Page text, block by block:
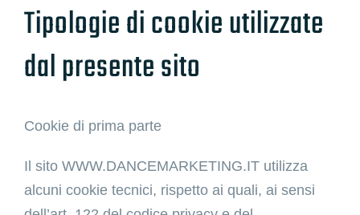
Tipologie di cookie utilizzate
dal presente sito
Cookie di prima parte
Il sito WWW.DANCEMARKETING.IT utilizza
alcuni cookie tecnici, rispetto ai quali, ai sensi